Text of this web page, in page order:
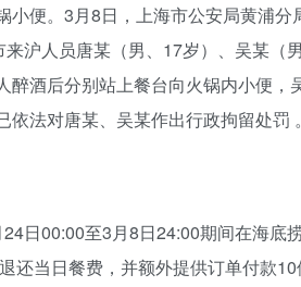
小便。3月8日，上海市公安局黄浦分
沪人员唐某（男、17岁）、吴某（
醉酒后分别站上餐台向火锅内小便，
法对唐某、吴某作出行政拘留处罚 。
日00:00至3月8日24:00期间在海底
还当日餐费，并额外提供订单付款